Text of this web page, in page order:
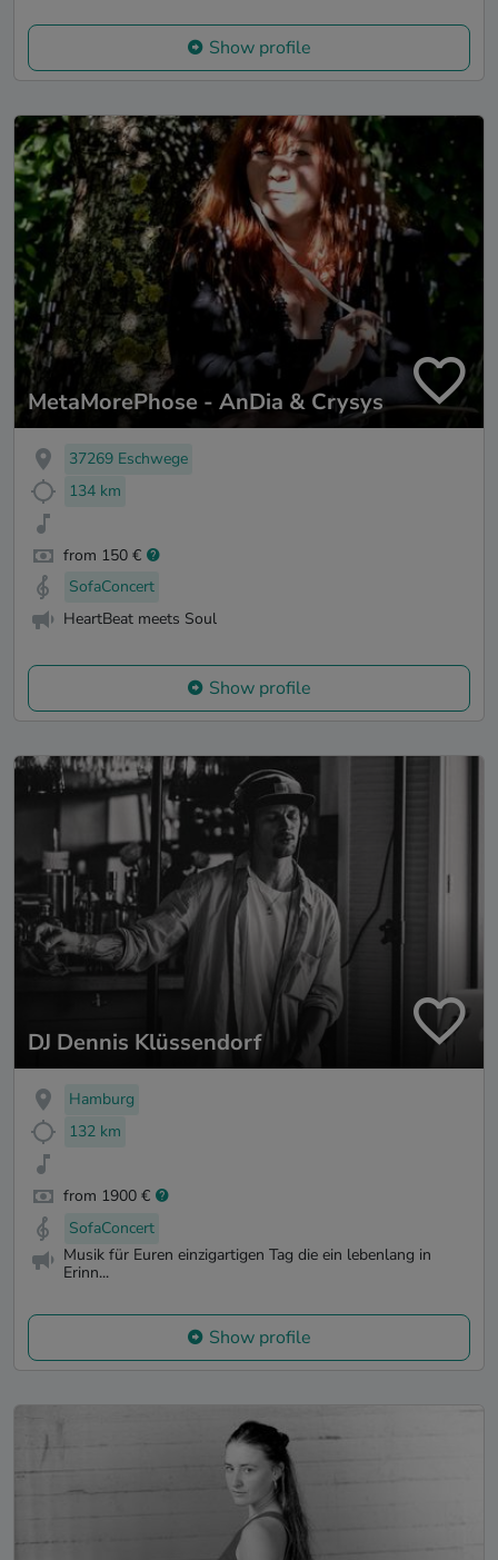
Show profile
MetaMorePhose - AnDia & Crysys
37269 Eschwege
134 km
from 150 €
SofaConcert
HeartBeat meets Soul
Show profile
DJ Dennis Klüssendorf
Hamburg
132 km
from 1900 €
SofaConcert
Musik für Euren einzigartigen Tag die ein lebenlang in
Erinn...
Show profile